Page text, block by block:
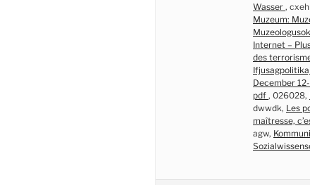
Wasser ,
Muzeum:
Internet –
des
December
pdf , 026028,
dwwdk, Les
maîtresse,
agw,